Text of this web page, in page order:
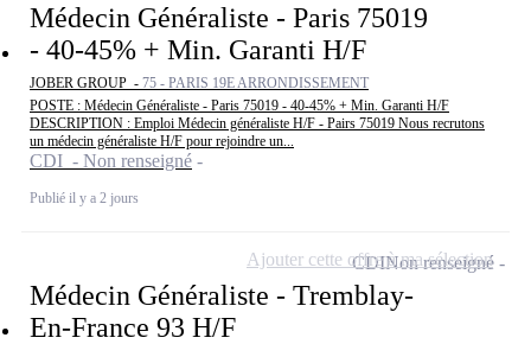
Médecin Généraliste - Paris 75019
- 40-45% + Min. Garanti H/F
JOBER GROUP - 75 - PARIS 19E ARRONDISSEMENT
POSTE : Médecin Généraliste - Paris 75019 - 40-45% + Min. Garanti H/F
DESCRIPTION : Emploi Médecin généraliste H/F - Pairs 75019 Nous recrutons
un médecin généraliste H/F pour rejoindre un...
CDI - Non renseigné
Publié il y a 2 jours
Médecin Généraliste - Tremblay-
En-France 93 H/F
CDINon renseigné
Ajouter cette offre à ma sélection